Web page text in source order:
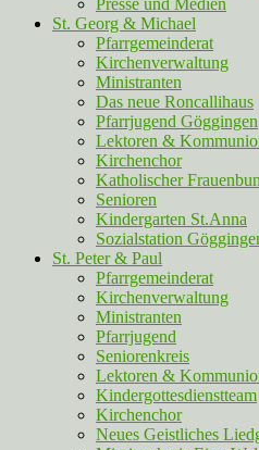
Presse und Medien
St. Georg & Michael
Pfarrgemeinderat
Kirchenverwaltung
Ministranten
Das neue Roncallihaus
Pfarrjugend Göggingen
Lektoren &
Kirchenchor
Katholischer
Senioren
Kindergarten St.Anna
Sozialstation
St. Peter & Paul
Pfarrgemeinderat
Kirchenverwaltung
Ministranten
Pfarrjugend
Seniorenkreis
Lektoren &
Kindergottesdienstteam
Kirchenchor
Neues Geistliches